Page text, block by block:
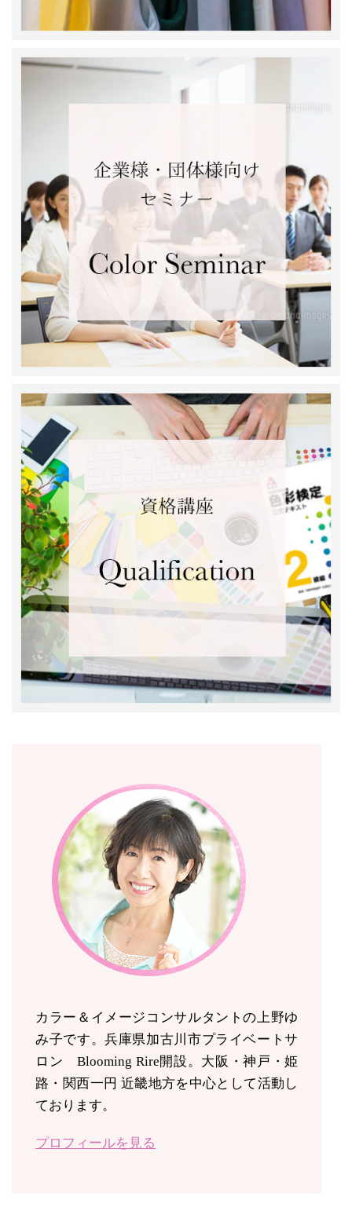
カラー＆イメージコンサルタントの上野ゆ
み子です。兵庫県加古川市プライベートサ
ロン Blooming Rire開設。 大阪・神戸・姫
路・関西一円 近畿地方を中心として活動し
ております。
プロフィールを見る